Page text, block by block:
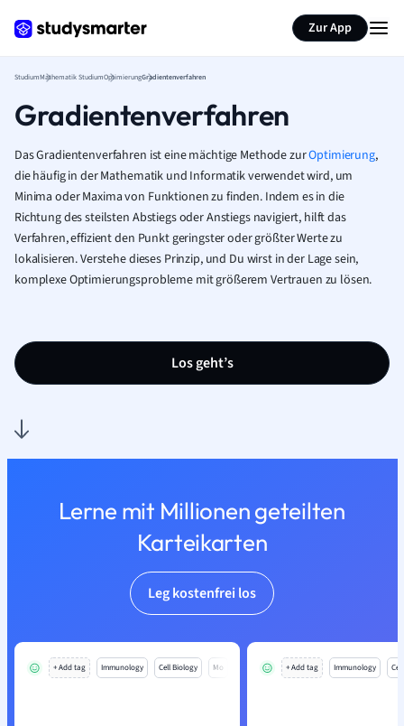
Zur App
StudiumMathematik StudiumOptimierungGradientenverfahren
Gradientenverfahren
Das Gradientenverfahren ist eine mächtige Methode zurOptimierung,
die häufig in der Mathematik und Informatik verwendet wird, um
Minima oder Maxima von Funktionen zu finden. Indem es in die
Richtung des steilsten Abstiegs oder Anstiegs navigiert, hilft das
Verfahren, effizient den Punkt geringster oder größter Werte zu
lokalisieren. Verstehe dieses Prinzip, und Du wirst in der Lage sein,
komplexe Optimierungsprobleme mit größerem Vertrauen zu lösen.
Los geht’s
Lerne mit Millionen geteilten
Karteikarten
Leg kostenfrei los
+ Add tag Immunology Cell Biology Mo + Add tag Immunology